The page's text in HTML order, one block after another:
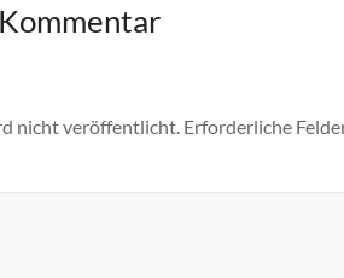
nicht veröffentlicht. Erforderliche